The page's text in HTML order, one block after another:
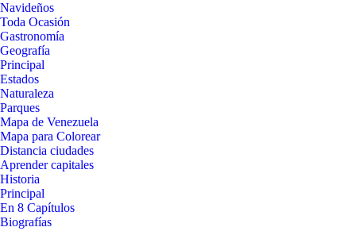
Navideños
Toda Ocasión
Gastronomía
Geografía
Principal
Estados
Naturaleza
Parques
Mapa de Venezuela
Mapa para Colorear
Distancia ciudades
Aprender capitales
Historia
Principal
En 8 Capítulos
Biografías